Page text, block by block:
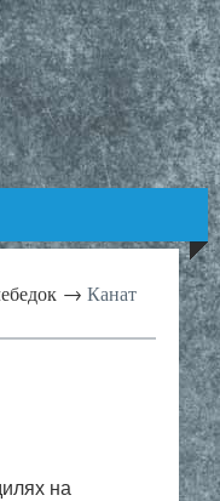
→ Канат
на